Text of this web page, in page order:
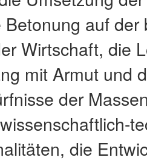
auf der
Wirtschaft, die
mit Armut und
der
die